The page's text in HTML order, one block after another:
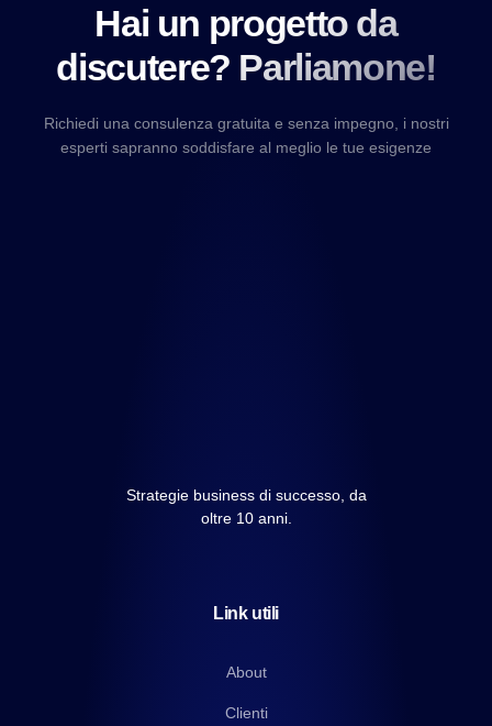
Hai un progetto da
discutere? Parliamone!
Richiedi una consulenza gratuita e senza impegno, i nostri
esperti sapranno soddisfare al meglio le tue esigenze
Strategie business di successo, da
oltre 10 anni.
Link utili
About
Clienti